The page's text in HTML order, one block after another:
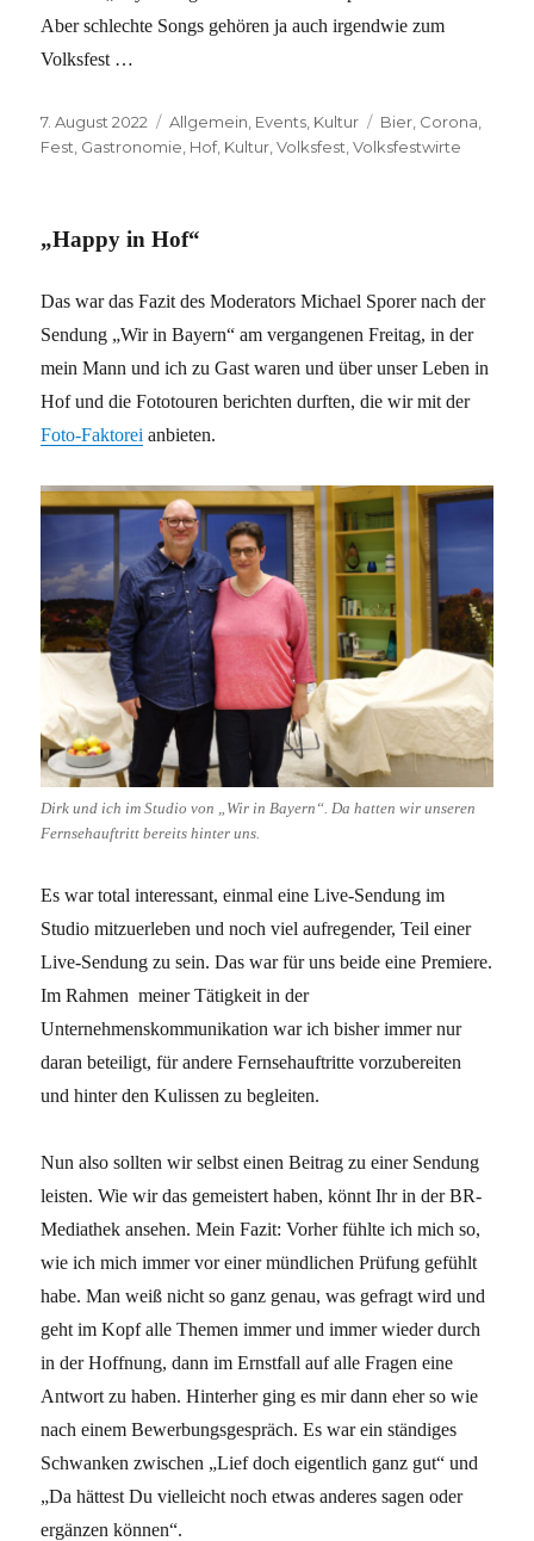
Aber schlechte Songs gehören ja auch irgendwie zum
Volksfest …
Veröffentlicht
am
7. August 2022 Kategorien
Allgemein Events Kultur Schlagwörter
Bier Corona
Fest Gastronomie Hof, Kultur ,Volksfest ,Volksfestwirte
„Happy in Hof“
Das war das Fazit des Moderators Michael Sporer nach der
Sendung „Wir in Bayern“ am vergangenen Freitag, in der
mein Mann und ich zu Gast waren und über unser Leben in
Hof und die Fototouren berichten durften, die wir mit der
Foto-Faktorei anbieten.
Dirk und ich im Studio von „Wir in Bayern“. Da hatten wir unseren
Fernsehauftritt bereits hinter uns.
Es war total interessant, einmal eine Live-Sendung im
Studio mitzuerleben und noch viel aufregender, Teil einer
Live-Sendung zu sein. Das war für uns beide eine Premiere.
Im Rahmen meiner Tätigkeit in der
Unternehmenskommunikation war ich bisher immer nur
daran beteiligt, für andere Fernsehauftritte vorzubereiten
und hinter den Kulissen zu begleiten.
Nun also sollten wir selbst einen Beitrag zu einer Sendung
leisten. Wie wir das gemeistert haben, könnt Ihr in der BR-
Mediathek ansehen. Mein Fazit: Vorher fühlte ich mich so,
wie ich mich immer vor einer mündlichen Prüfung gefühlt
habe. Man weiß nicht so ganz genau, was gefragt wird und
geht im Kopf alle Themen immer und immer wieder durch
in der Hoffnung, dann im Ernstfall auf alle Fragen eine
Antwort zu haben. Hinterher ging es mir dann eher so wie
nach einem Bewerbungsgespräch. Es war ein ständiges
Schwanken zwischen „Lief doch eigentlich ganz gut“ und
„Da hättest Du vielleicht noch etwas anderes sagen oder
ergänzen können“.